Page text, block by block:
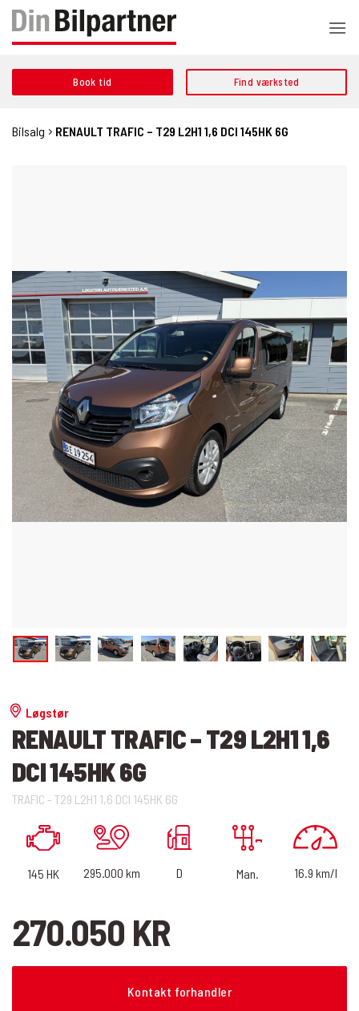
Fortsæt
indhold
Book tid Find værksted
Bilsalg RENAULT TRAFIC – T29 L2H1 1,6 DCI 145HK 6G
Løgstør
RENAULT TRAFIC – T29 L2H1 1,6
DCI 145HK 6G
TRAFIC - T29 L2H1 1,6 DCI 145HK 6G
145 HK 295.000 km D Man. 16.9 km/l
270.050 KR
Kontakt forhandler